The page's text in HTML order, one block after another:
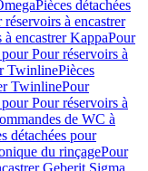
Pièces détachées
réservoirs à encastrer
à encastrer KappaPour
Pour réservoirs à
TwinlinePièces
TwinlinePour
Pour réservoirs à
de WC à
détachées pour
du rinçagePour
Geberit Sigma